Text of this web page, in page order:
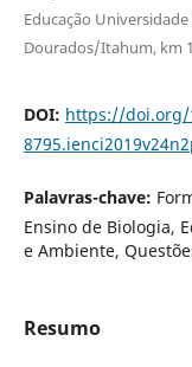
Educação
Dourados/Itahum, km
DOI: https://doi.org/
Palavras-chave:
Ensino de Biologia,
e Ambiente,
Resumo